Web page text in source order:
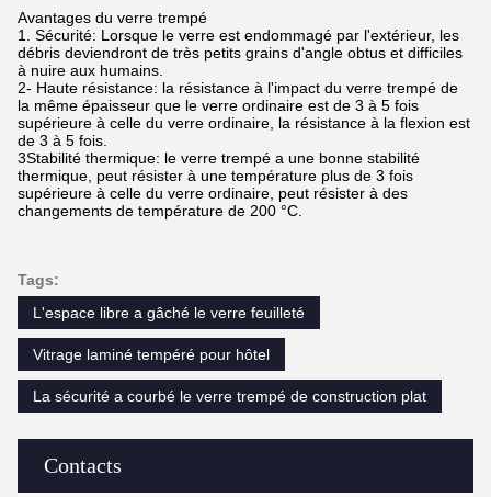
Contacts
Avantages du verre trempé
1. Sécurité: Lorsque le verre est endommagé par l'extérieur, les
débris deviendront de très petits grains d'angle obtus et difficiles
à nuire aux humains.
2- Haute résistance: la résistance à l'impact du verre trempé de
la même épaisseur que le verre ordinaire est de 3 à 5 fois
supérieure à celle du verre ordinaire, la résistance à la flexion est
de 3 à 5 fois.
3Stabilité thermique: le verre trempé a une bonne stabilité
thermique, peut résister à une température plus de 3 fois
supérieure à celle du verre ordinaire, peut résister à des
changements de température de 200 °C.
Tags:
L'espace libre a gâché le verre feuilleté
Vitrage laminé tempéré pour hôtel
La sécurité a courbé le verre trempé de construction plat